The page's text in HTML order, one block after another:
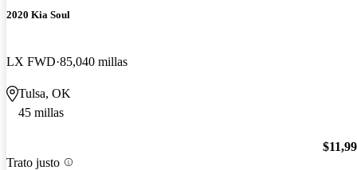
2020 Kia Soul
LX FWD 85,040 millas
Tulsa, OK
45 millas
Trato justo